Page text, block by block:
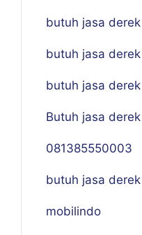
butuh jasa
butuh jasa
butuh jasa
Butuh jasa
081385550003
butuh jasa
mobilindo